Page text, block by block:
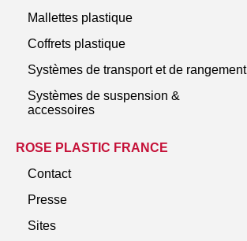
Mallettes plastique
Coffrets plastique
Systèmes de transport et de rangement
Systèmes de suspension &
accessoires
ROSE PLASTIC FRANCE
Contact
Presse
Sites